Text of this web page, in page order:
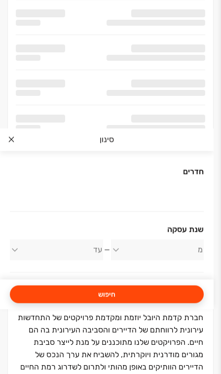
סינון
חדרים
שנת עסקה
חיפוש
אודות החברה
קדמת היובל
חברת קדמת היובל יוזמת ומקדמת פרויקטים של התחדשות
עירונית לרווחתם של הדיירים והסביבה העירונית בה הם
חיים. הפרויקטים שלנו מתוכננים על מנת לייצר סביבת
מגורים מודרנית ויוקרתית, להשביח את ערך הנכס של
הדיירים הוותיקים באופן מהותי ולתרום לשדרוג רמת החיים